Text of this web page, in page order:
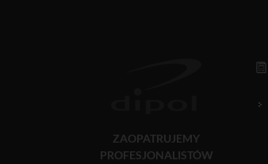
ZAOPATRUJEMY
PROFESJONALISTÓW